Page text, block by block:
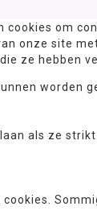
cookies om
onze site
ze hebben
worden
als ze